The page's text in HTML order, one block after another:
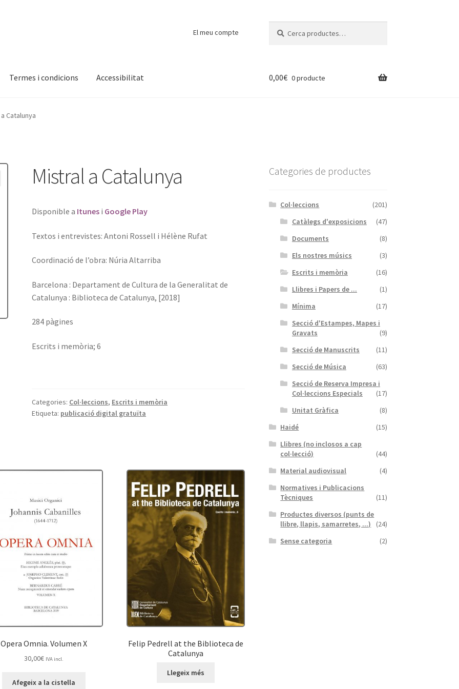
El meu compte
Termes i condicions Accessibilitat 0,00€ 0 producte
Catalunya
Mistral a Catalunya
Disponible a Itunes i Google Play
Textos i entrevistes: Antoni Rossell i Hélène Rufat
Coordinació de l’obra: Núria Altarriba
Barcelona : Departament de Cultura de la Generalitat de
Catalunya : Biblioteca de Catalunya, [2018]
284 pàgines
Escrits i memòria; 6
Categories: Col·leccions, Escrits i memòria
Etiqueta: publicació digital gratuïta
Opera Omnia. Volumen X
30,00€ IVA incl.
Afegeix a la cistella
Felip Pedrell at the Biblioteca de
Catalunya
Llegeix més
Categories de productes
Col·leccions
(201)
Catàlegs d'exposicions
(47)
Documents
(8)
Els nostres músics
(3)
Escrits i memòria
(16)
Llibres i Papers de ...
(1)
Mínima
(17)
Secció d'Estampes, Mapes i
Gravats
(9)
Secció de Manuscrits
(11)
Secció de Música
(63)
Secció de Reserva Impresa i
Col·leccions Especials
(17)
Unitat Gràfica
(8)
Haidé
(15)
Llibres (no inclosos a cap
col·lecció)
(44)
Material audiovisual
(4)
Normatives i Publicacions
Tècniques
(11)
Productes diversos (punts de
llibre, llapis, samarretes, ...)
(24)
Sense categoria
(2)